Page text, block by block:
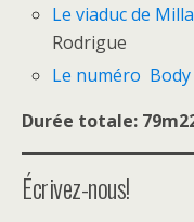
Le viaduc de
Rodrigue
Le numéro Body
Durée totale:
Écrivez-nous!